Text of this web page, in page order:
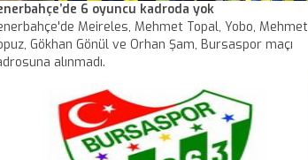
6 oyuncu kadroda yok
Meireles, Mehmet Topal, Yobo, Mehmet
Gökhan Gönül ve Orhan Şam, Bursaspor maçı
alınmadı.